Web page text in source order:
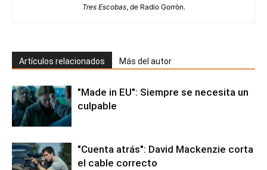
Tres Escobas, de Radio Gorròn.
Artículos relacionados Más del autor
"Made in EU": Siempre se necesita un
culpable
"Cuenta atrás": David Mackenzie corta
el cable correcto